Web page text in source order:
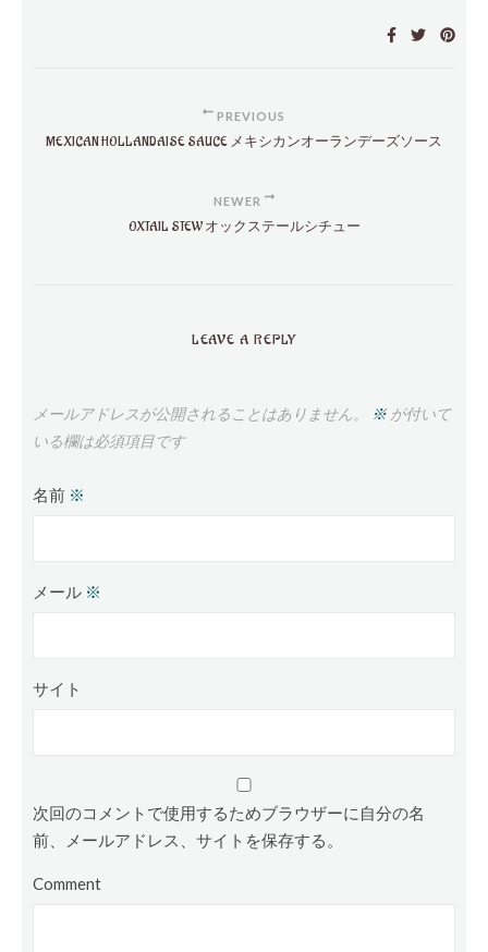
PREVIOUS
MEXICAN HOLLANDAISE SAUCE メキシカンオーランデーズソース
NEWER
OXTAIL STEW オックステールシチュー
LEAVE A REPLY
メールアドレスが公開されることはありません。 ※が付いて
いる欄は必須項目です
名前 ※
メール ※
サイト
次回のコメントで使用するためブラウザーに自分の名
前、メールアドレス、サイトを保存する。
Comment